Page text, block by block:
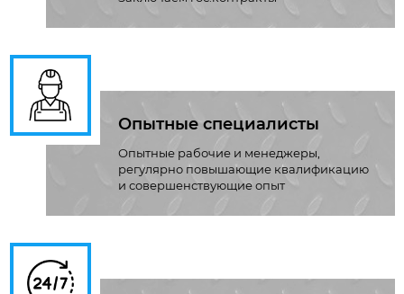
Опытные специалисты
Опытные рабочие и менеджеры,
регулярно повышающие квалификацию
и совершенствующие опыт